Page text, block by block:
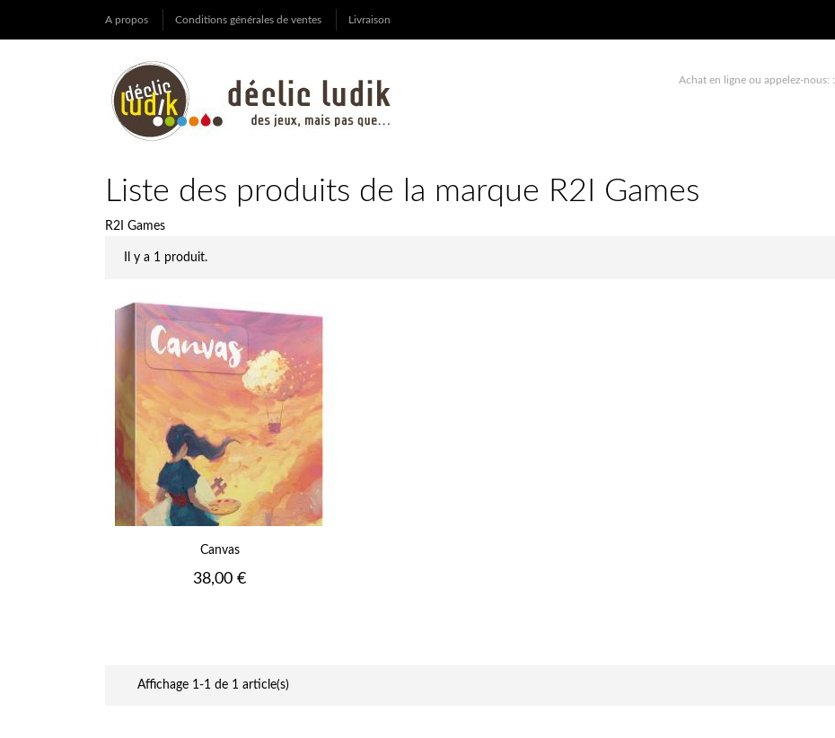
A propos Conditions générales de ventes Livraison
Achat en ligne ou appelez-nous: :
Liste des produits de la marque R2I Games
R2I Games
Il y a 1 produit.
Canvas
Prix
38,00 €
Affichage 1-1 de 1 article(s)